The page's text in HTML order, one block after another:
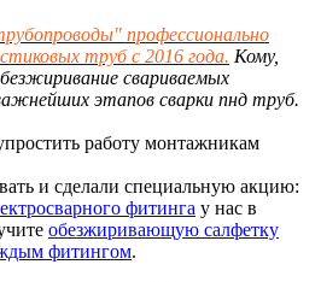
профессионально
труб с 2016 года. Кому,
свариваемых
этапов сварки пнд труб.
работу монтажникам
и сделали специальную акцию:
фитинга у нас в
обезжиривающую салфетку
фитингом.